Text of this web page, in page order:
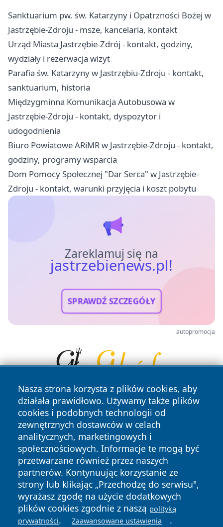
Sanktuarium pw. św. Katarzyny i Opatrzności Bożej w
Jastrzębie-Zdroju - msze, kancelaria, kontakt
Urząd Miasta Jastrzębie-Zdrój - kontakt, godziny,
wydziały i rezerwacja wizyt
Parafia św. Katarzyny w Jastrzębiu-Zdroju - kontakt,
sanktuarium, historia
Międzygminna Komunikacja Autobusowa w
Jastrzębie-Zdroju - kontakt, dyspozytor i
udogodnienia
Biuro Powiatowe ARiMR w Jastrzębie-Zdroju - kontakt,
godziny, programy wsparcia
Dom Pomocy Społecznej "Dar Serca" w Jastrzębie-
Zdroju - kontakt, warunki przyjęcia i koszt pobytu
Zareklamuj się na
jastrzebienews.pl!
SPRAWDŹ SZCZEGÓŁY
autopromocja
Nasza strona korzysta z plików cookies, aby
działała prawidłowo. Używamy także plików
cookies i podobnych technologii od
zewnętrznych dostawców w celach
analitycznych, marketingowych i
społecznościowych. Informacje te mogą być
przetwarzane również przez naszych
partnerów. Kontynuując korzystanie ze
strony lub klikając „Przechodzę do serwisu",
wyrażasz zgodę na użycie dodatkowych
plików cookies zgodnie z naszą polityką
prywatności. Zaawansowane ustawienia .
Copyright © 2026 jastrzebienews.pl Wszystkie prawa
zastrzeżone.
News Autorzy
Polityka
Prywatności
Polityka
Cookies